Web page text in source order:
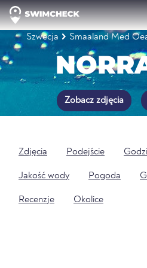
Szwecja Smaaland Med
Zobacz zdjęcia
Zdjęcia Podejście
Jakość wody Pogoda
Recenzje Okolice